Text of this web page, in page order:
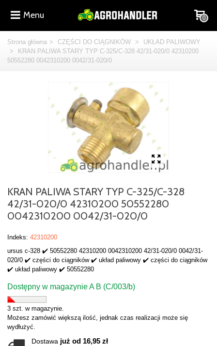
Menu 0
Strona główna > CZĘŚCI DO CIĄGNIKÓW >
UKŁAD PALIWOWY
>
KRAN PALIWA STARY TYP C-325/C-328 42/31-020/0 42310200
50552280 0042310200 0042/31-020/0
KRAN PALIWA STARY TYP C-325/C-328
42/31-020/0 42310200 50552280
0042310200 0042/31-020/0
Indeks: 42310200
ursus c-328 ✔️ 50552280 42310200 0042310200 42/31-020/0 0042/31-
020/0 ✔️ części do ciągników ✔️ układ paliwowy ✔️ części do ciągników
✔️ układ paliwowy ✔️ 50552280
Dostępny w magazynie A B (C/003/b)
3 szt. w magazynie.
Możesz zamówić większą ilość, jednak czas realizacji może się
wydłużyć.
Dostawa już od 16,95 zł